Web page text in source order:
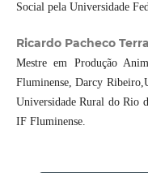
Social pela Universidade
Ricardo Pacheco Terra
Mestre em Produção
Fluminense, Darcy
Universidade Rural do Rio
IF Fluminense.